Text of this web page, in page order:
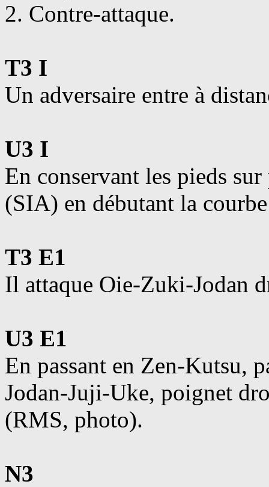
2. Contre-attaque.
T3 I
Un adversaire entre à
U3 I
En conservant les pieds
(SIA) en débutant la
T3 E1
Il attaque Oie-Zuki-Jodan
U3 E1
En passant en Zen-Kutsu,
Jodan-Juji-Uke, poignet
(RMS, photo).
N3